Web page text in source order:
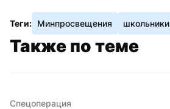
Теги: Минпросвещения школьники
Также по теме
Спецоперация